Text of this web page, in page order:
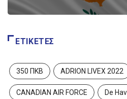
ΕΤΙΚΈΤΕΣ
350 ΠΚΒ ADRION LIVEX 2022
CANADIAN AIR FORCE De